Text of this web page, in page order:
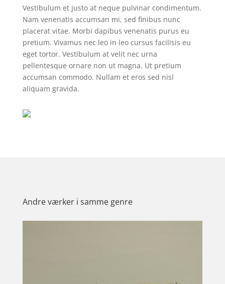
Vestibulum et justo at neque pulvinar condimentum.
Nam venenatis accumsan mi, sed finibus nunc
placerat vitae. Morbi dapibus venenatis purus eu
pretium. Vivamus nec leo in leo cursus facilisis eu
eget tortor. Vestibulum at velit nec urna
pellentesque ornare non ut magna. Ut pretium
accumsan commodo. Nullam et eros sed nisl
aliquam gravida.
Andre værker i samme genre